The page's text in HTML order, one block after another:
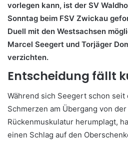
vorlegen kann, ist der SV
Sonntag beim FSV Zwickau
Duell mit den Westsachsen
Marcel Seegert und Torjäger
verzichten.
Entscheidung fällt
Während sich Seegert schon seit
Schmerzen am Übergang von
Rückenmuskulatur herumplagt,
einen Schlag auf den